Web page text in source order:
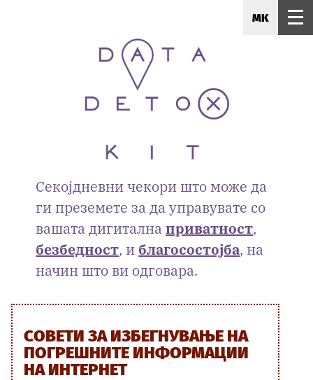
MK
Секојдневни чекори што може да
ги преземете за да управувате со
вашата дигиталнаприватност,
безбедност, и благосостојба, на
начин што ви одговара.
СОВЕТИ ЗА ИЗБЕГНУВАЊЕ НА
ПОГРЕШНИТЕ ИНФОРМАЦИИ
НА ИНТЕРНЕТ